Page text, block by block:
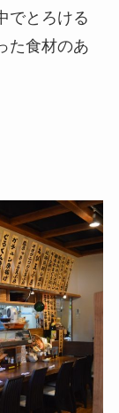
でとろける
た食材のあ